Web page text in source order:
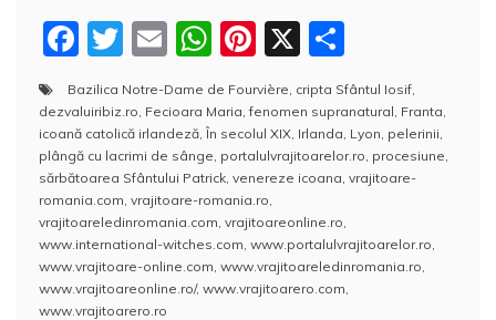
F
a
c
e
b
o
o
k
T
w
itt
er
E
m
ai
l
W
h
at
s
A
p
p
Pi
nt
er
e
st
X
a
rt
aj
e
a
z
ă
Bazilica Notre-Dame de Fourvière cripta Sfântul Iosif
dezvaluiribiz.ro Fecioara Maria ,fenomen supranatural Franta
icoană catolică irlandeză În secolul XIX Irlanda Lyon pelerinii
plângă cu lacrimi de sânge portalulvrajitoarelor.ro procesiune
sărbătoarea Sfântului Patrick venereze icoana vrajitoare-
romania.com vrajitoare-romania.ro
vrajitoareledinromania.com vrajitoareonline.ro
www.international-witches.com www.portalulvrajitoarelor.ro
www.vrajitoare-online.com www.vrajitoareledinromania.ro
www.vrajitoareonline.ro/, www.vrajitoarero.com
www.vrajitoarero.ro